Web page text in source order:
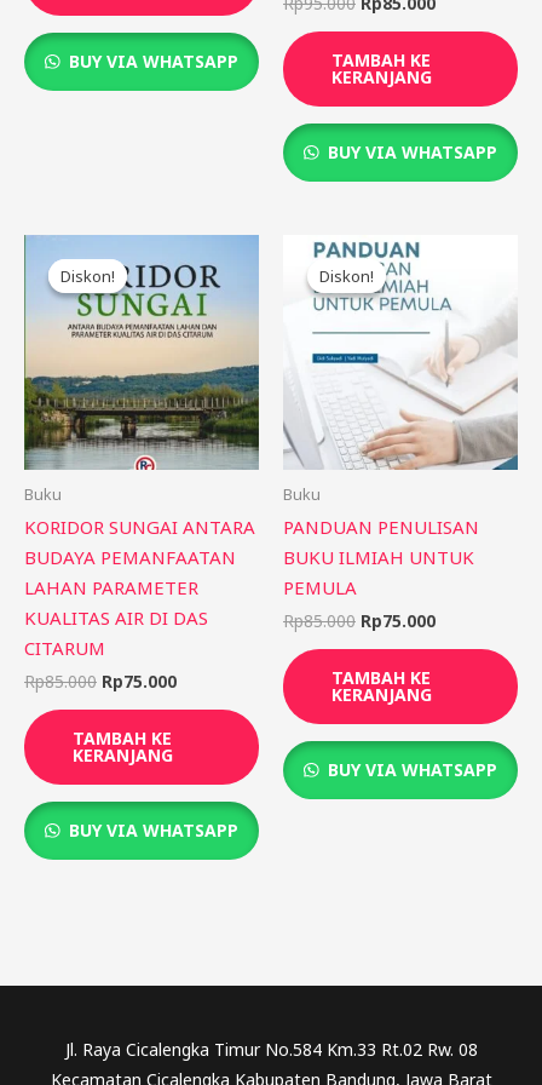
BUY VIA WHATSAPP TAMBAH KE
KERANJANG
BUY VIA WHATSAPP
Diskon!
Diskon!
Buku
KORIDOR SUNGAI ANTARA
BUDAYA PEMANFAATAN
LAHAN PARAMETER
KUALITAS AIR DI DAS
CITARUM
Rp85.000
aslinya
adalah:
Rp85.000.
Rp75.000
saat
ini
adalah:
Rp75.000.
TAMBAH KE
KERANJANG
BUY VIA WHATSAPP
Diskon!
Diskon!
Buku
PANDUAN PENULISAN
BUKU ILMIAH UNTUK
PEMULA
Rp85.000
Harga
aslinya
adalah:
Rp85.000.
Rp75.000
adalah:
Rp75.000.
TAMBAH KE
KERANJANG
BUY VIA WHATSAPP
Jl. Raya Cicalengka Timur No.584 Km.33 Rt.02 Rw. 08
Kecamatan Cicalengka Kabupaten Bandung, Jawa Barat